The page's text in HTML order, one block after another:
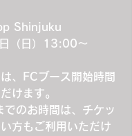
Shinjuku
（日）13:00～
、FCブース開始時間
けます。
のお時間は、チケッ
方もご利用いただけ